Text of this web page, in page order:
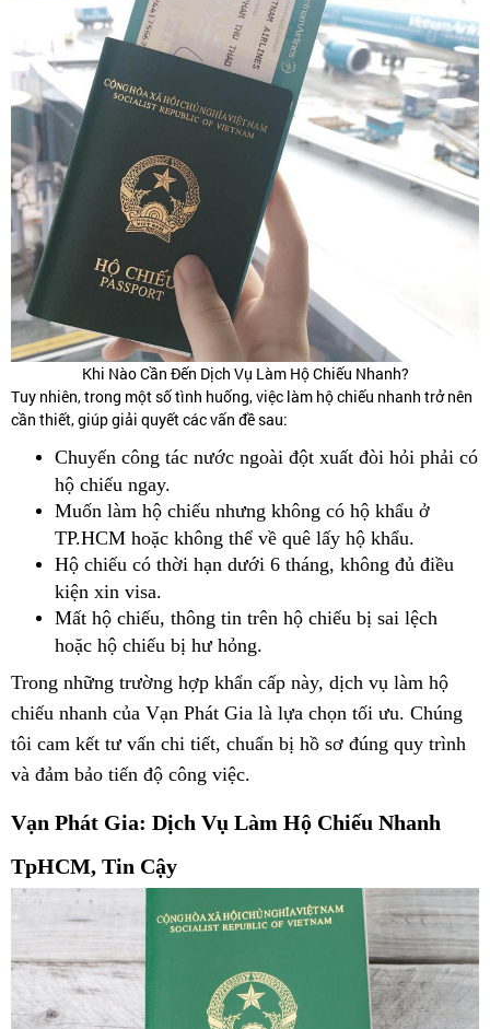
Khi Nào Cần Đến Dịch Vụ Làm Hộ Chiếu Nhanh?
Tuy nhiên, trong một số tình huống, việc làm hộ chiếu nhanh trở nên
cần thiết, giúp giải quyết các vấn đề sau:
Chuyến công tác nước ngoài đột xuất đòi hỏi phải có
hộ chiếu ngay.
Muốn làm hộ chiếu nhưng không có hộ khẩu ở
TP.HCM hoặc không thể về quê lấy hộ khẩu.
Hộ chiếu có thời hạn dưới 6 tháng, không đủ điều
kiện xin visa.
Mất hộ chiếu, thông tin trên hộ chiếu bị sai lệch
hoặc hộ chiếu bị hư hỏng.
Trong những trường hợp khẩn cấp này, dịch vụ làm hộ
chiếu nhanh của Vạn Phát Gia là lựa chọn tối ưu. Chúng
tôi cam kết tư vấn chi tiết, chuẩn bị hồ sơ đúng quy trình
và đảm bảo tiến độ công việc.
Vạn Phát Gia: Dịch Vụ Làm Hộ Chiếu Nhanh
TpHCM, Tin Cậy